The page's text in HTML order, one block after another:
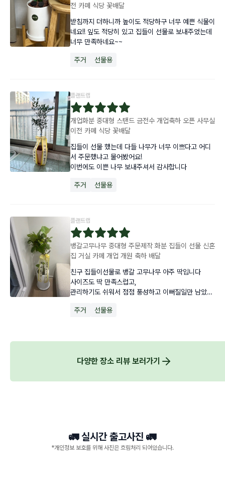
전 카페 식당 꽃배달
받침까지 더하니까 높이도 적당하구 너무 예쁜 식물이
네요!! 잎도 적당히 있고 집들이 선물로 보내주었는데
너무 만족하네요~~
주거 선물용
플랜트랩
개업화분 중대형 스탠드 금전수 개업축하 오픈 사무실
이전 카페 식당 꽃배달
집들이 선물 했는데 다들 나무가 너무 이쁘다고 어디
서 주문했냐고 물어봤어요!
이번에도 이쁜 나무 보내주셔서 감사합니다
주거 선물용
플랜트랩
뱅갈고무나무 중대형 주문제작 화분 집들이 선물 신혼
집 거실 카페 개업 개원 축하 배달
친구 집들이선물로 뱅갈 고무나무 아주 딱입니다
사이즈도 딱 만족스럽고,
관리하기도 쉬워서 점점 풍성하고 이뻐질일만 남았죠
주거
선물용
다양한 장소 리뷰 보러가기
🚛 실시간 출고사진 🚛
*개인정보 보호를 위해 사진은 흐림처리 되어있습니다.